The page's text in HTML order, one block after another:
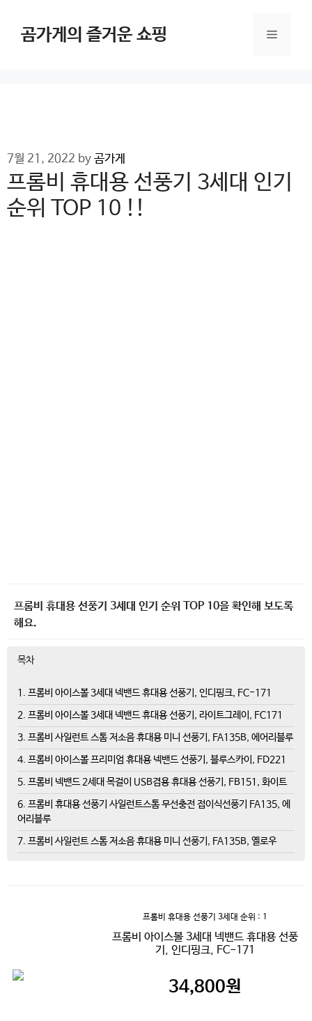
content곰가게의 즐거운 쇼핑 Menu
7월 21, 2022 by 곰가게
프롬비 휴대용 선풍기 3세대 인기
순위 TOP 10 !!
프롬비 휴대용 선풍기 3세대 인기 순위 TOP 10을 확인해 보도록
해요.
목차
1. 프롬비 아이스볼 3세대 넥밴드 휴대용 선풍기, 인디핑크, FC-171
2. 프롬비 아이스볼 3세대 넥밴드 휴대용 선풍기, 라이트그레이, FC171
3. 프롬비 사일런트 스톰 저소음 휴대용 미니 선풍기, FA135B, 에어리블루
4. 프롬비 아이스볼 프리미엄 휴대용 넥밴드 선풍기, 블루스카이, FD221
5. 프롬비 넥밴드 2세대 목걸이 USB겸용 휴대용 선풍기, FB151, 화이트
6. 프롬비 휴대용 선풍기 사일런트스톰 무선충전 접이식선풍기 FA135, 에
어리블루
7. 프롬비 사일런트 스톰 저소음 휴대용 미니 선풍기, FA135B, 옐로우
프롬비 휴대용 선풍기 3세대 순위 : 1
프롬비 아이스볼 3세대 넥밴드 휴대용 선풍
기, 인디핑크, FC-171
34,800원